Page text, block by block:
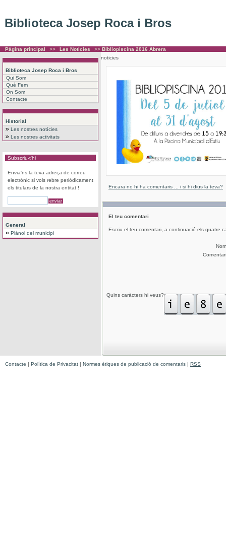
Biblioteca Josep Roca i Bros
Pàgina principal >> Les Noticies >> Bibliopiscina 2016 Abrera
Biblioteca Josep Roca i Bros
Qui Som
Què Fem
On Som
Contacte
Historial
Les nostres notícies
Les nostres activitats
Subscriu-t'hi
Envia'ns la teva adreça de correu
electrònic si vols rebre periòdicament
els titulars de la nostra entitat !
General
Plànol del municipi
noticies
Encara no hi ha comentaris ... i si hi dius la teva?
El teu comentari
Escriu el teu comentari, a continuació els quatre
Nom
Comentari
Quins caràcters hi veus?
Contacte | Política de Privacitat | Normes ètiques de publicació de comentaris | RSS